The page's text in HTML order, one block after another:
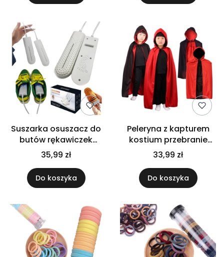
Suszarka osuszacz do
butów rękawiczek
czapek elektryczna
wielofunkcyjna
35,99 zł
Do koszyka
Peleryna z kapturem
kostium przebranie
wampira diabła do
szkoły halloween
33,99 zł
Do koszyka